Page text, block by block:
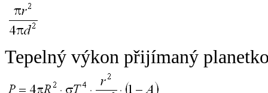
Tepelný výkon přijímaný